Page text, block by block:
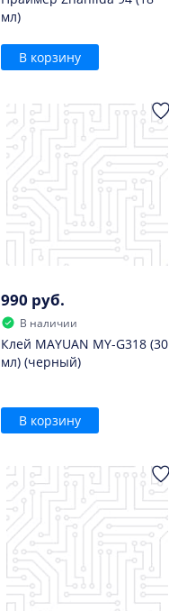
мл)
В корзину
990 руб.
В наличии
Клей MAYUAN MY-G318 (30
мл) (черный)
В корзину